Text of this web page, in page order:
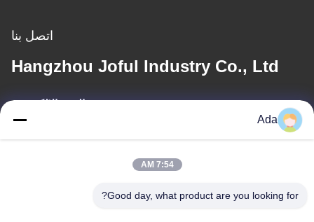
اتصل بنا
Hangzhou Joful Industry Co., Ltd
البريد الإلكتروني
Ada
7:54 AM
Good day, what product are you looking for?